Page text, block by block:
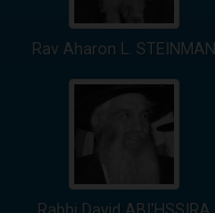
Rav Aharon L. STEINMAN